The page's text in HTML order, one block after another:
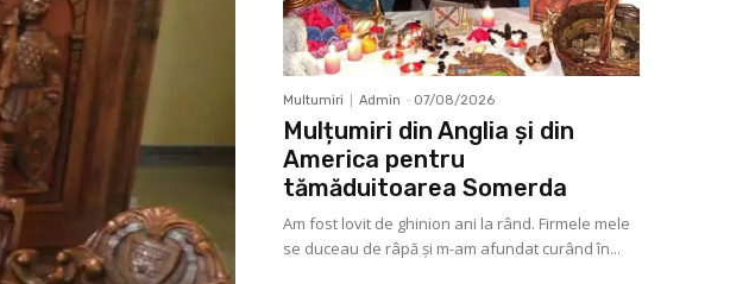
Multumiri Admin - 07/08/2026
Mulțumiri din Anglia și din
America pentru
tămăduitoarea Somerda
Am fost lovit de ghinion ani la rând. Firmele mele
se duceau de râpă şi m-am afundat curând în...